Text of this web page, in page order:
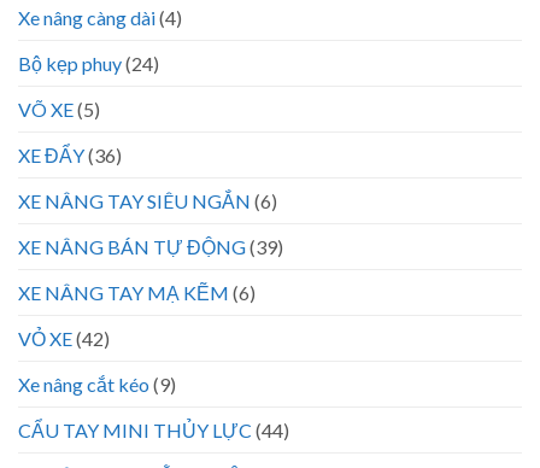
Xe nâng càng dài(4)
Bộ kẹp phuy(24)
VÕ XE(5)
XE ĐẨY(36)
XE NÂNG TAY SIÊU NGẮN (6)
XE NÂNG BÁN TỰ ĐỘNG(39)
XE NÂNG TAY MẠ KẼM (6)
VỎ XE(42)
Xe nâng cắt kéo (9)
CẨU TAY MINI THỦY LỰC (44)